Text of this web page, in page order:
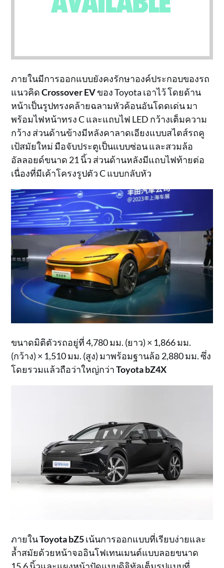
ภายในมีการออกแบบยังคงรักษาองค์ประกอบของรถ
แนวคิดCrossover EVของ Toyota เอาไว้ โดยด้าน
หน้าเป็นรูปทรงคล้ายฉลามหัวค้อนอันโดดเด่น มา
พร้อมไฟหน้าทรง C และแถบไฟ LED กว้างเต็มความ
กว้าง ส่วนด้านข้างมีหลังคาลาดเอียงแบบสไตส์รถคู
เป้สมัยใหม่ มือจับประตูเป็นแบบซ่อน และสวมล้อ
อัลลอยด์ขนาด 21 นิ้ว ส่วนด้านหลังมีแถบไฟท้ายต่อ
เนื่องที่มีเค้าโครงรูปตัว C แบบกลับหัว
ขนาดมิติตัวรถอยู่ที่ 4,780 มม. (ยาว) × 1,866 มม.
(กว้าง) × 1,510 มม. (สูง) มาพร้อมฐานล้อ 2,880 มม. ซึ่ง
โดยรวมแล้วถือว่าใหญ่กว่าToyotabZ4X
ภายในToyota bZ5เน้นการออกแบบที่เรียบง่ายและ
ล้ำสมัยด้วยหน้าจออินโฟเทนเมนต์แบบลอยขนาด